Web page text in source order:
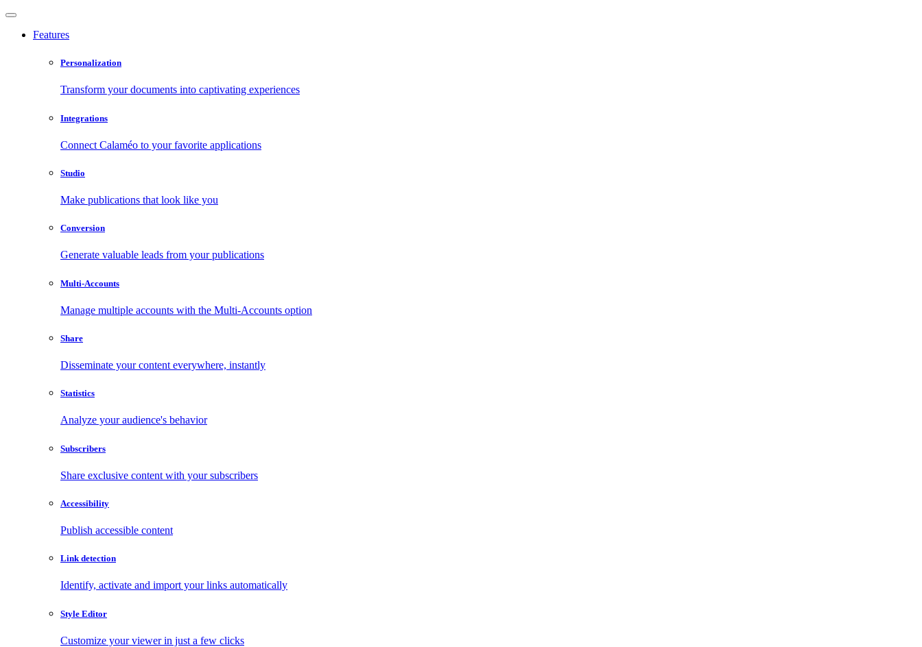
Features
Personalization
Transform your documents into captivating experiences
Integrations
Connect Calaméo to your favorite applications
Studio
Make publications that look like you
Conversion
Generate valuable leads from your publications
Multi-Accounts
Manage multiple accounts with the Multi-Accounts option
Share
Disseminate your content everywhere, instantly
Statistics
Analyze your audience's behavior
Subscribers
Share exclusive content with your subscribers
Accessibility
Publish accessible content
Link detection
Identify, activate and import your links automatically
Style Editor
Customize your viewer in just a few clicks